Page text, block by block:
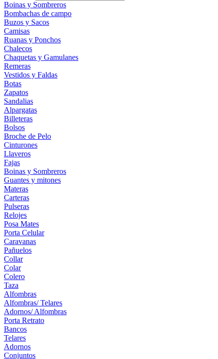
Boinas y Sombreros
Bombachas de campo
Buzos y Sacos
Camisas
Ruanas y Ponchos
Chalecos
Chaquetas y Gamulanes
Remeras
Vestidos y Faldas
Botas
Zapatos
Sandalias
Alpargatas
Billeteras
Bolsos
Broche de Pelo
Cinturones
Llaveros
Fajas
Boinas y Sombreros
Guantes y mitones
Materas
Carteras
Pulseras
Relojes
Posa Mates
Porta Celular
Caravanas
Pañuelos
Collar
Colar
Colero
Taza
Alfombras
Alfombras/ Telares
Adornos/ Alfombras
Porta Retrato
Bancos
Telares
Adornos
Conjuntos